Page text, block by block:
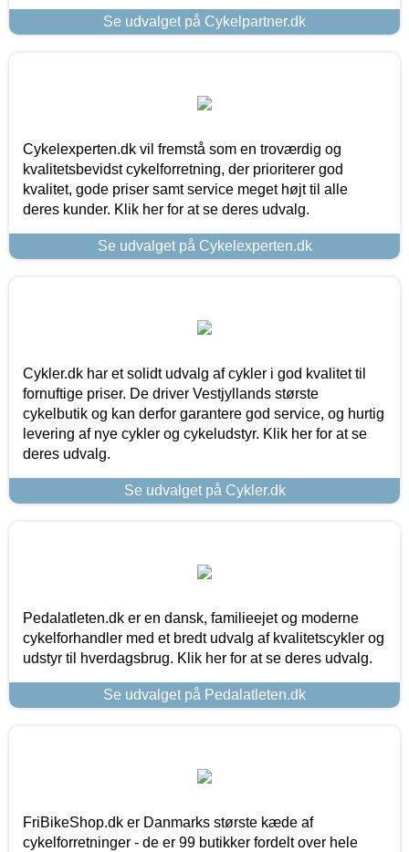
Se udvalget på Cykelpartner.dk
Cykelexperten.dk vil fremstå som en troværdig og
kvalitetsbevidst cykelforretning, der prioriterer god
kvalitet, gode priser samt service meget højt til alle
deres kunder. Klik her for at se deres udvalg.
Se udvalget på Cykelexperten.dk
Cykler.dk har et solidt udvalg af cykler i god kvalitet til
fornuftige priser. De driver Vestjyllands største
cykelbutik og kan derfor garantere god service, og hurtig
levering af nye cykler og cykeludstyr. Klik her for at se
deres udvalg.
Se udvalget på Cykler.dk
Pedalatleten.dk er en dansk, familieejet og moderne
cykelforhandler med et bredt udvalg af kvalitetscykler og
udstyr til hverdagsbrug. Klik her for at se deres udvalg.
Se udvalget på Pedalatleten.dk
FriBikeShop.dk er Danmarks største kæde af
cykelforretninger - de er 99 butikker fordelt over hele